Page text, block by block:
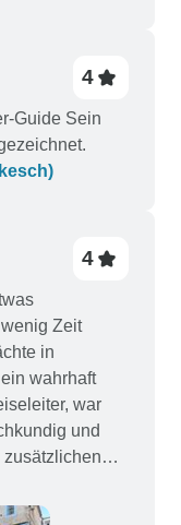
konnten,
als Ausgleich
was unnötig
Riads
waren rundum
4
Guide Sein
4
Zeit
in
wahrhaft
war
und
zusätzlichen
Hotels sind in
Hotels